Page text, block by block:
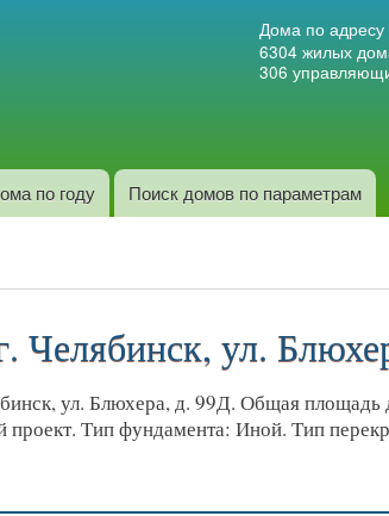
Дома по адресу
6304 жилых
306
по году Поиск домов по параметрам
Челябинск, ул.
ул. Блюхера, д. 99Д. Общая площадь
проект. Тип фундамента: Иной. Тип